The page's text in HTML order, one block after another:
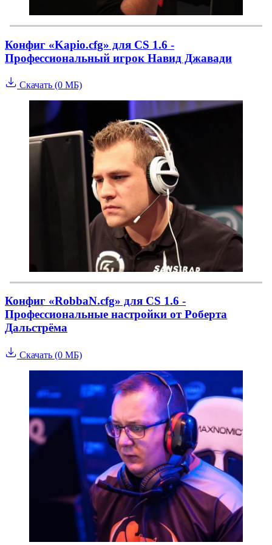
Конфиг «Kapio.cfg» для CS 1.6 -
Профессиональный игрок Навид Джавади
Скачать (0 МБ)
Конфиг «RobbaN.cfg» для CS 1.6 -
Профессиональные настройки от Роберта
Дальстрёма
Скачать (0 МБ)